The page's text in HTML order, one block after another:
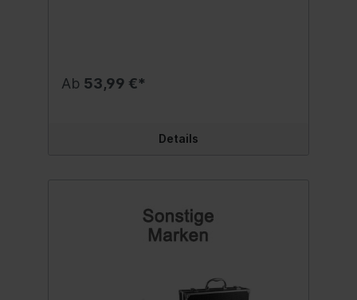
Luftverbrauch: 3,5 CFM (99 Liter/min.) bei
Polierschwämme 3"Inhalt:1 Set
Ab 53,99 €*
Details